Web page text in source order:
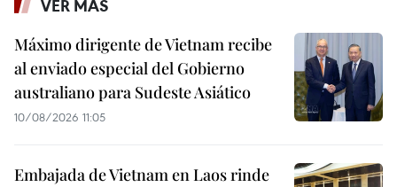
VER MÁS
Máximo dirigente de Vietnam recibe
al enviado especial del Gobierno
australiano para Sudeste Asiático
10/08/2026 11:05
Embajada de Vietnam en Laos rinde